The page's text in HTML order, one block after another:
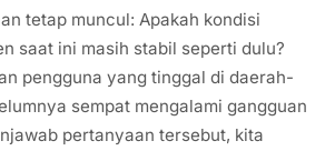
tetap muncul: Apakah kondisi
saat ini masih stabil seperti dulu?
pengguna yang tinggal di daerah-
sempat mengalami gangguan
pertanyaan tersebut, kita